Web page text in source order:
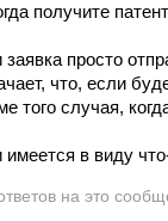
получите
заявка просто
что, если
того случая,
имеется в виду
на это